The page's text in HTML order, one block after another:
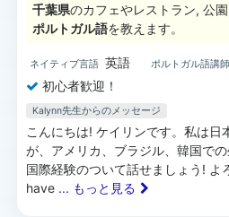
千葉県のカフェやレストラン, 公
ポルトガル語を教えます。
ネイティブ言語 英語 ポルトガル語講
初心者歓迎！
Kalynn先生からのメッセージ
こんにちは! ケイリンです。私は日
が、アメリカ、ブラジル、韓国での
国際経験のついて話せましょう! よ
have ... もっと見る